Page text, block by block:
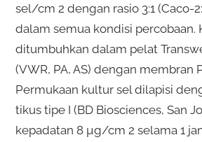
sel/cm 2 dengan rasio 3:1 (Caco-
dalam semua kondisi percobaan.
ditumbuhkan dalam pelat
(VWR, PA, AS) dengan membran
Permukaan kultur sel dilapisi
tikus tipe I (BD Biosciences, San
kepadatan 8 µg/cm 2 selama 1